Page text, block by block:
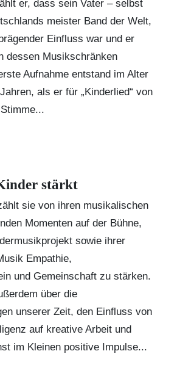
er, dass sein Vater – selbst
meister Band der Welt,
Einfluss war und er
dessen Musikschränken
Aufnahme entstand im Alter
als er für „Kinderlied“ von
stärkt
sie von ihren musikalischen
Momenten auf der Bühne,
sowie ihrer
Empathie,
und Gemeinschaft zu stärken.
über die
unserer Zeit, den Einfluss von
auf kreative Arbeit und
im Kleinen positive Impulse...